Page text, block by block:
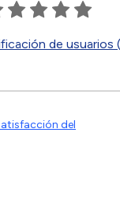
de usuarios
del